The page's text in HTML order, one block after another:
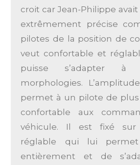
croit car Jean-Philippe
extrêmement précise
pilotes de la position de
veut confortable et
puisse s’adapter à
morphologies.
permet à un pilote de plus
confortable aux
véhicule. Il est fixé
réglable qui lui
entièrement et de